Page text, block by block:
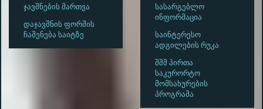
ჯავშნების მართვა
დაჯავშნის ფორმის
ჩაშენება საიტზე
სასარგებლო
ინფორმაცია
საინტერესო
ადგილების რუკა
შშმ პირთა
საკურორტო
მომსახურების
პროგრამა